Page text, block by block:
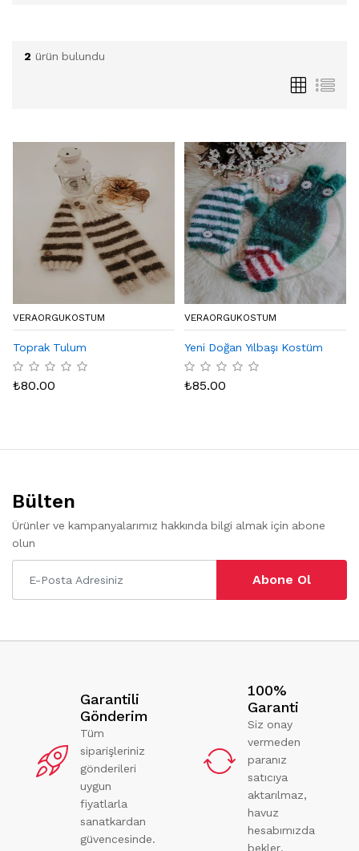
2 ürün bulundu
VERAORGUKOSTUM
Toprak Tulum
₺80.00
VERAORGUKOSTUM
Yeni Doğan Yılbaşı Kostüm
₺85.00
Bülten
Ürünler ve kampanyalarımız hakkında bilgi almak için abone
olun
Abone Ol
Garantili
Gönderim
Tüm
siparişleriniz
gönderileri
uygun
fiyatlarla
sanatkardan
güvencesinde.
100%
Garanti
Siz onay
vermeden
paranız
satıcıya
aktarılmaz,
havuz
hesabımızda
bekler.